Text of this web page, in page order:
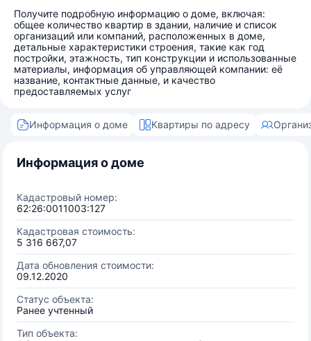
Получите подробную информацию о доме, включая:
общее количество квартир в здании, наличие и список
организаций или компаний, расположенных в доме,
детальные характеристики строения, такие как год
постройки, этажность, тип конструкции и использованные
материалы, информация об управляющей компании: её
название, контактные данные, и качество
предоставляемых услуг
Информация о доме Квартиры по адресу
Информация о доме
Кадастровый номер:
62:26:0011003:127
Кадастровая стоимость:
5 316 667,07
Дата обновления стоимости:
09.12.2020
Статус объекта:
Ранее учтенный
Тип объекта: